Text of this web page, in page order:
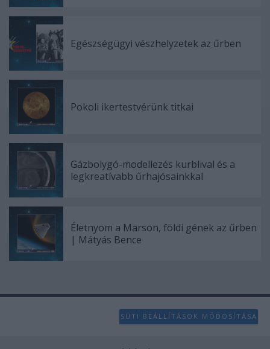
Egészségügyi vészhelyzetek az űrben
Pokoli ikertestvérünk titkai
Gázbolygó-modellezés kurblival és a
legkreatívabb űrhajósainkkal
Életnyom a Marson, földi gének az űrben
| Mátyás Bence
SÜTI BEÁLLÍTÁSOK MÓDOSÍTÁSA